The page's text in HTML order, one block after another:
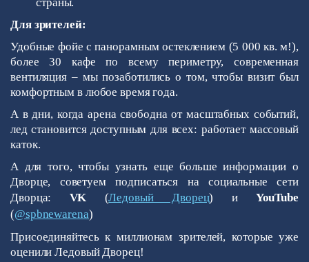
Для зрителей:
Удобные фойе с панорамным остеклением (5 000 кв. м!),
более 30 кафе по всему периметру, современная
вентиляция – мы позаботились о том, чтобы визит был
комфортным в любое время года.
А в дни, когда арена свободна от масштабных событий,
лед становится доступным для всех: работает массовый
каток.
А для того, чтобы узнать еще больше информации о
Дворце, советуем подписаться на социальные сети
Дворца: VK (Ледовый Дворец) и YouTube
(@spbnewarena)
Присоединяйтесь к миллионам зрителей, которые уже
оценили Ледовый Дворец!